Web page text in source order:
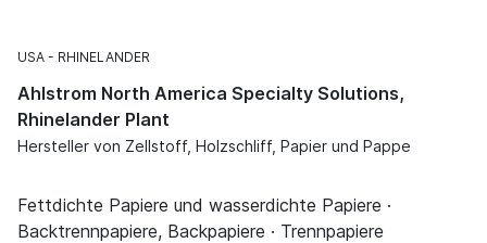
USA RHINELANDER
Ahlstrom North America Specialty Solutions,
Rhinelander Plant
Hersteller von Zellstoff, Holzschliff, Papier und Pappe
Fettdichte Papiere und wasserdichte Papiere ·
Backtrennpapiere, Backpapiere · Trennpapiere